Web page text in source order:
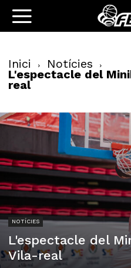
Inici Notícies
L'espectacle del
real
NOTÍCIES
L'espectacle del
Vila-real